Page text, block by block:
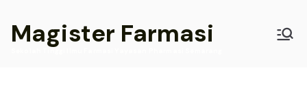
Magister Farmasi